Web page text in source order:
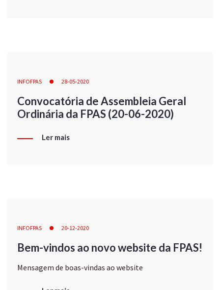
INFOFPAS 28-05-2020
Convocatória de Assembleia Geral
Ordinária da FPAS (20-06-2020)
Ler mais
INFOFPAS 20-12-2020
Bem-vindos ao novo website da FPAS!
Mensagem de boas-vindas ao website